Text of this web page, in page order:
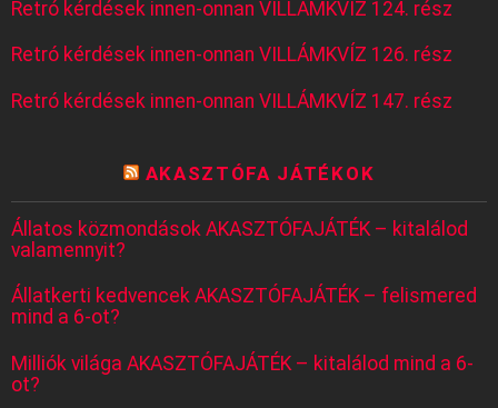
Retró kérdések innen-onnan VILLÁMKVÍZ 124. rész
Retró kérdések innen-onnan VILLÁMKVÍZ 126. rész
Retró kérdések innen-onnan VILLÁMKVÍZ 147. rész
AKASZTÓFA JÁTÉKOK
Állatos közmondások AKASZTÓFAJÁTÉK – kitalálod
valamennyit?
Állatkerti kedvencek AKASZTÓFAJÁTÉK – felismered
mind a 6-ot?
Milliók világa AKASZTÓFAJÁTÉK – kitalálod mind a 6-
ot?